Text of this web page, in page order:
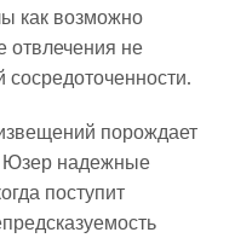
как возможно
не
порождает
Юзер надежные
поступит